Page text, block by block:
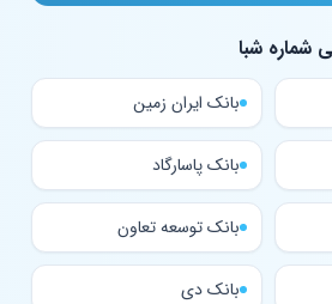
شبا
بانک ایران زمین
بانک پاسارگاد
بانک توسعه تعاون
بانک دی